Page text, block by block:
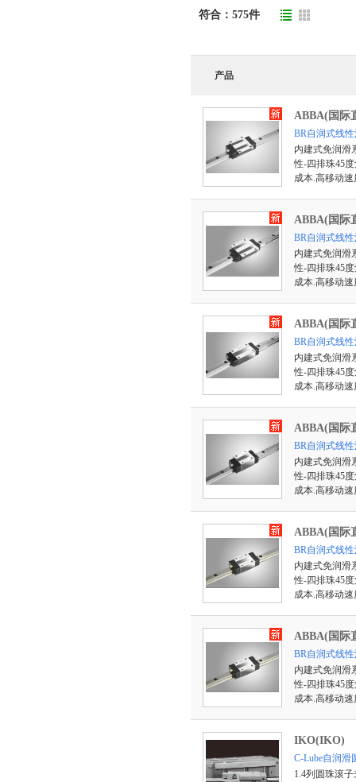
符合： 575件
产品
ABBA(国际
BR自润式线
内建式免润滑
性-四排珠45
成本.高移动
ABBA(国际
BR自润式线
内建式免润滑
性-四排珠45
成本.高移动
ABBA(国际
BR自润式线
内建式免润滑
性-四排珠45
成本.高移动
ABBA(国际
BR自润式线
内建式免润滑
性-四排珠45
成本.高移动
ABBA(国际
BR自润式线
内建式免润滑
性-四排珠45
成本.高移动
ABBA(国际
BR自润式线
内建式免润滑
性-四排珠45
成本.高移动
IKO(IKO)
C-Lube自润滑
1.4列圆珠滚